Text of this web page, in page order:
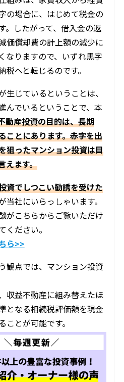
の場合に、はじめて税金の
。したがって、借入金の返
価償却費の計上額の減少に
なりますので、いずれ黒字
へと転じるのです。
生じているということは、
んでいるということで、本
動産投資の目的は、長期
ことにあります。赤字を出
狙ったマンション投資は目
えます。
資でしつこい勧誘を受けた
当社にいらっしゃいます。
がこちらからご覧いただけ
ください。
ら>>
観点では、マンション投資
収益不動産に組み替えたほ
となる相続税評価額を現金
とが可能です。